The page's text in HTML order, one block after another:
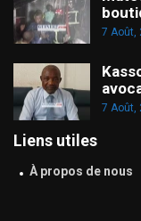
7 Août,
7 Août,
Liens utiles
À propos de nous